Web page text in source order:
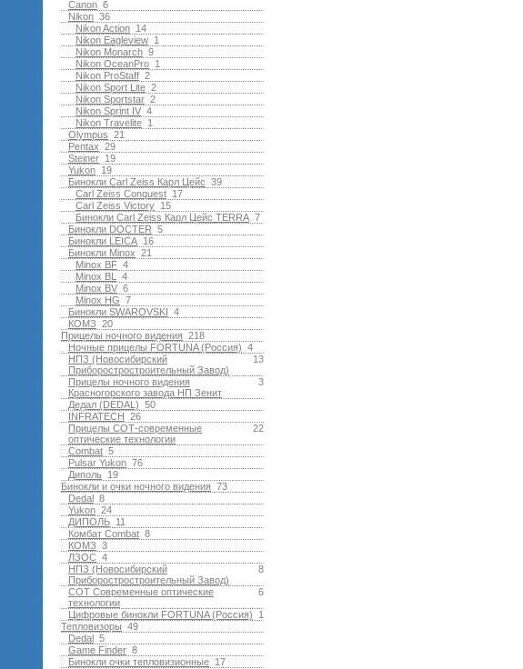
6
Canon
36
Nikon
14
Nikon Action
1
Nikon Eagleview
9
Nikon Monarch
1
Nikon OceanPro
2
Nikon ProStaff
2
Nikon Sport Lite
2
Nikon Sportstar
4
Nikon Sprint IV
1
Nikon Travelite
21
Olympus
29
Pentax
19
Steiner
19
Yukon
39
Бинокли Carl Zeiss Карл Цейс
17
Carl Zeiss Conquest
15
Carl Zeiss Victory
7
Бинокли Carl Zeiss Карл Цейс TERRA
5
Бинокли DOCTER
16
Бинокли LEICA
21
Бинокли Minox
4
Minox BF
4
Minox BL
6
Minox BV
7
Minox HG
4
Бинокли SWAROVSKI
20
КОМЗ
218
Прицелы ночного видения
4
Ночные прицелы FORTUNA (Россия)
13
НПЗ (Новосибирский
Приборостростроительный Завод)
3
Прицелы ночного видения
Красногорского завода НП Зенит
50
Дедал (DEDAL)
26
INFRATECH
22
Прицелы СОТ-современные
оптические технологии
5
Combat
76
Pulsar Yukon
19
Диполь
73
Бинокли и очки ночного видения
8
Dedal
24
Yukon
11
ДИПОЛЬ
8
Комбат Combat
3
КОМЗ
4
ЛЗОС
8
НПЗ (Новосибирский
Приборостростроительный Завод)
6
СОТ Современные оптические
технологии
1
Цифровые бинокли FORTUNA (Россия)
49
Тепловизоры
5
Dedal
8
Game Finder
17
Бинокли очки тепловизионные